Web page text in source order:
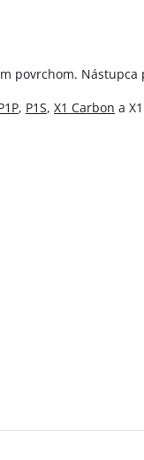
povrchom. Nástupca
, P1S, X1 Carbon a